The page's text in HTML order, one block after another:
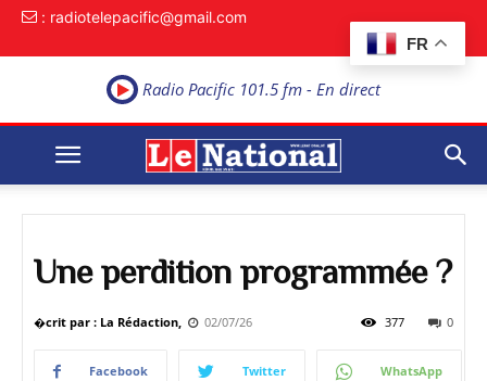
FR
: radiotelepacific@gmail.com
Radio Pacific 101.5 fm - En direct
Une perdition programmée ?
�crit par : La Rédaction, 02/07/26 0
377
Facebook Twitter WhatsApp